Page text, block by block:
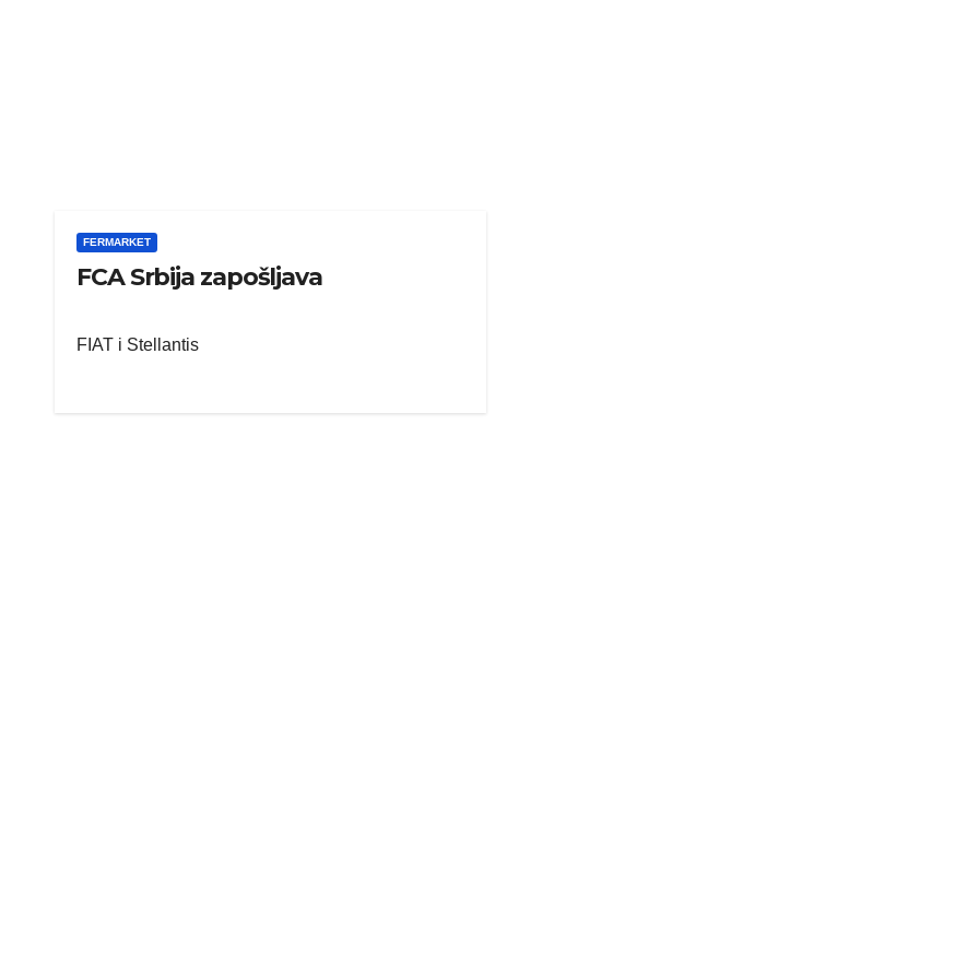
FERMARKET
FCA Srbija zapošljava
FIAT i Stellantis
VIKEND